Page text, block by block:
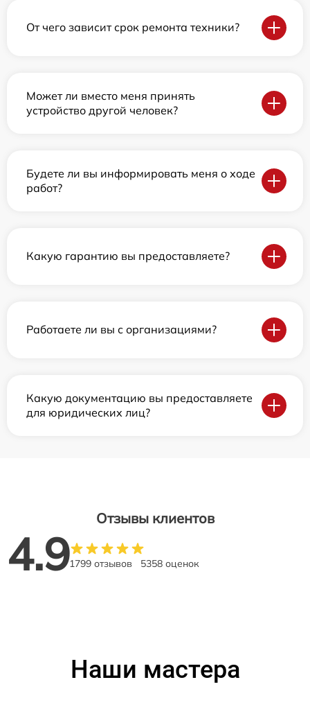
От чего зависит срок ремонта техники?
Может ли вместо меня принять
устройство другой человек?
Будете ли вы информировать меня о ходе
работ?
Какую гарантию вы предоставляете?
Работаете ли вы с организациями?
Какую документацию вы предоставляете
для юридических лиц?
Отзывы клиентов
4.91799 отзывов 5358 оценок
Наши мастера